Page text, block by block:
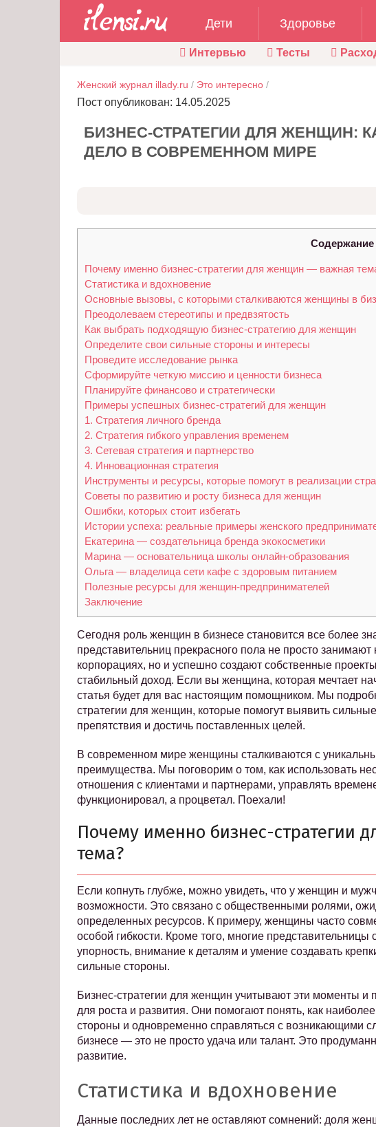
Дети Здоровье
Интервью Тесты
Женский журнал illady.ru / Это интересно /
Пост опубликован: 14.05.2025
БИЗНЕС-СТРАТЕГИИ ДЛЯ ЖЕНЩИН:
ДЕЛО В СОВРЕМЕННОМ МИРЕ
Содержание
Почему именно бизнес-стратегии для женщин — важная
Статистика и вдохновение
Основные вызовы, с которыми сталкиваются женщины в
Преодолеваем стереотипы и предвзятость
Как выбрать подходящую бизнес-стратегию для женщин
Определите свои сильные стороны и интересы
Проведите исследование рынка
Сформируйте четкую миссию и ценности бизнеса
Планируйте финансово и стратегически
Примеры успешных бизнес-стратегий для женщин
1. Стратегия личного бренда
2. Стратегия гибкого управления временем
3. Сетевая стратегия и партнерство
4. Инновационная стратегия
Инструменты и ресурсы, которые помогут в реализации
Советы по развитию и росту бизнеса для женщин
Ошибки, которых стоит избегать
Истории успеха: реальные примеры женского
Екатерина — создательница бренда экокосметики
Марина — основательница школы онлайн-образования
Ольга — владелица сети кафе с здоровым питанием
Полезные ресурсы для женщин-предпринимателей
Заключение
Сегодня роль женщин в бизнесе становится все более
представительниц прекрасного пола не просто
корпорациях, но и успешно создают собственные
стабильный доход. Если вы женщина, которая мечтает
статья будет для вас настоящим помощником. Мы
стратегии для женщин, которые помогут выявить
препятствия и достичь поставленных целей.
В современном мире женщины сталкиваются с
преимущества. Мы поговорим о том, как использовать
отношения с клиентами и партнерами, управлять
функционировал, а процветал. Поехали!
Почему именно бизнес-стратегии
тема?
Если копнуть глубже, можно увидеть, что у женщин и
возможности. Это связано с общественными ролями,
определенных ресурсов. К примеру, женщины часто
особой гибкости. Кроме того, многие
упорность, внимание к деталям и умение создавать
сильные стороны.
Бизнес-стратегии для женщин учитывают эти моменты и
для роста и развития. Они помогают понять, как
стороны и одновременно справляться с возникающими
бизнесе — это не просто удача или талант. Это
развитие.
Статистика и вдохновение
Данные последних лет не оставляют сомнений: доля